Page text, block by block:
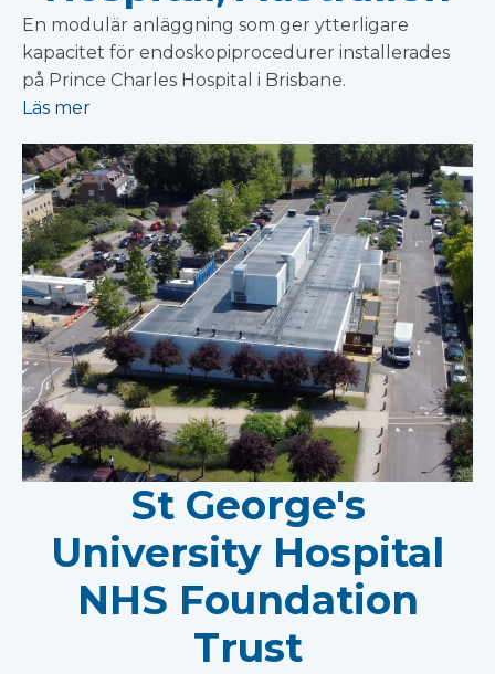
En modulär anläggning som ger ytterligare
kapacitet för endoskopiprocedurer installerades
på Prince Charles Hospital i Brisbane.
Läs mer
St George's
University Hospital
NHS Foundation
Trust